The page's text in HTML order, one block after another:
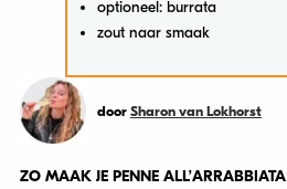
optioneel: burrata
zout naar smaak
door Sharon van Lokhorst
ZO MAAK JE PENNE ALL’ARRABBIATA